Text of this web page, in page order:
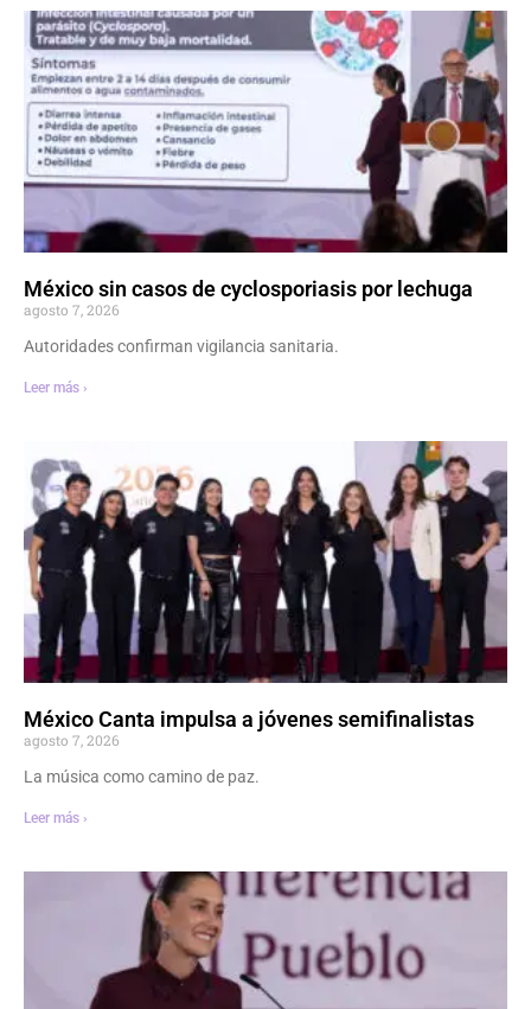
México sin casos de cyclosporiasis por lechuga
agosto 7, 2026
Autoridades confirman vigilancia sanitaria.
Leer más ›
México Canta impulsa a jóvenes semifinalistas
agosto 7, 2026
La música como camino de paz.
Leer más ›